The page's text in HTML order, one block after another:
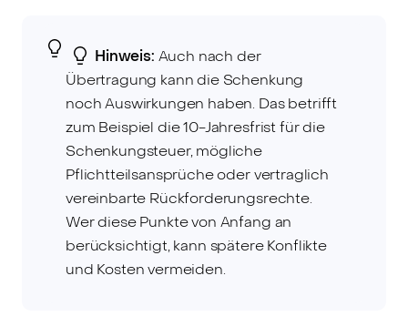
Hinweis: Auch nach der
Übertragung kann die Schenkung
noch Auswirkungen haben. Das betrifft
zum Beispiel die 10-Jahresfrist für die
Schenkungsteuer, mögliche
Pflichtteilsansprüche oder vertraglich
vereinbarte Rückforderungsrechte.
Wer diese Punkte von Anfang an
berücksichtigt, kann spätere Konflikte
und Kosten vermeiden.